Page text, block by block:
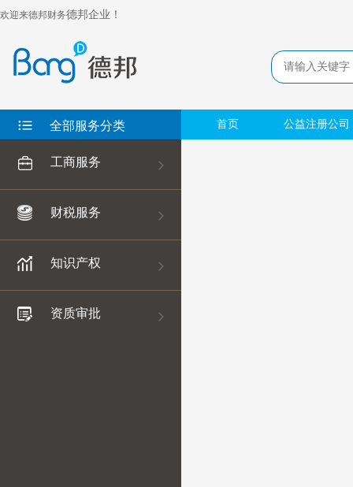
欢迎来德邦财务德邦企业！
全部服务分类
工商服务
财税服务
知识产权
资质审批
首页 公益注册公司